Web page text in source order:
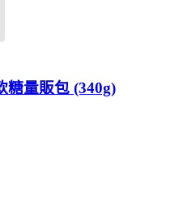
糖量販包 (340g)